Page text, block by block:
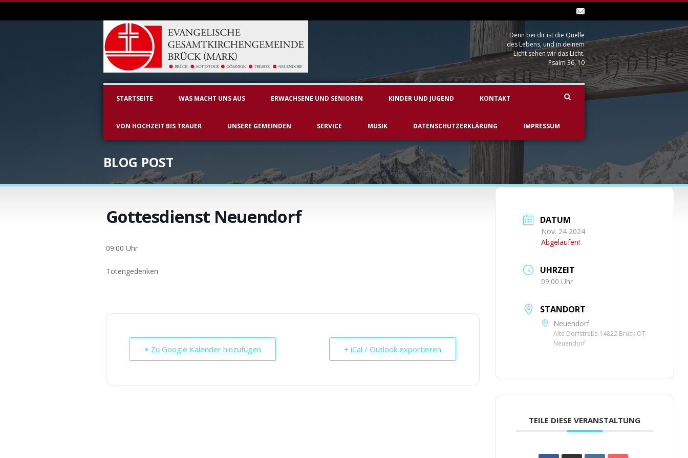
Denn bei dir ist die Quelle
des Lebens, und in deinem
Licht sehen wir das Licht.
Psalm 36, 10
STARTSEITE WAS MACHT UNS AUS ERWACHSENE UND SENIOREN KINDER UND JUGEND KONTAKT
VON HOCHZEIT BIS TRAUER UNSERE GEMEINDEN SERVICE MUSIK DATENSCHUTZERKLÄRUNG IMPRESSUM
BLOG POST
Gottesdienst Neuendorf
09:00 Uhr
Toten­ge­den­ken
+ Zu Google Kalender hinzufügen + iCal / Outlook exportieren
DATUM
Nov. 24 2024
Abgelaufen!
UHRZEIT
09:00 Uhr
STANDORT
Neuendorf
Alte Dorfstraße 14822 Brück OT
Neuendorf
TEILE DIESE VERANSTALTUNG